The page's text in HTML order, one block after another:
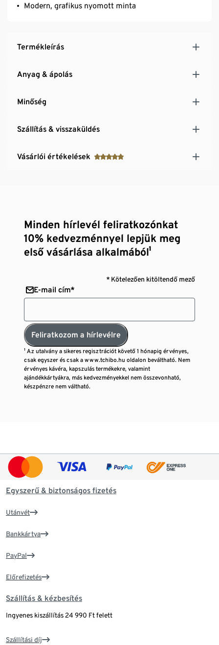
Modern, grafikus nyomott minta
Termékleírás
Anyag & ápolás
Minőség
Szállítás & visszaküldés
Vásárlói értékelések
Minden hírlevél feliratkozónkat
10% kedvezménnyel lepjük meg
első vásárlása alkalmából¹
* Kötelezően kitöltendő mező
E-mail cím*
Feliratkozom a hírlevélre
¹ Az utalvány a sikeres regisztrációt követő 1 hónapig érvényes,
csak egyszer és csak a www.tchibo.hu oldalon beváltható. Nem
érvényes kávéra, kapszulás termékekre, valamint
ajándékkártyákra, más kedvezményekkel nem összevonható,
készpénzre nem váltható.
Egyszerű & biztonságos fizetés
Utánvét
Bankkártya
PayPal
Előrefizetés
Szállítás & kézbesítés
Ingyenes kiszállítás 24 990 Ft felett
Szállítási díj